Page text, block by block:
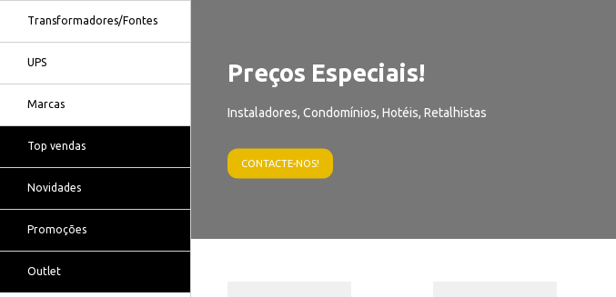
Transformadores/Fontes
UPS
Marcas
Top vendas
Novidades
Promoções
Outlet
Preços Especiais!
Instaladores, Condomínios, Hotéis, Retalhistas
CONTACTE-NOS!